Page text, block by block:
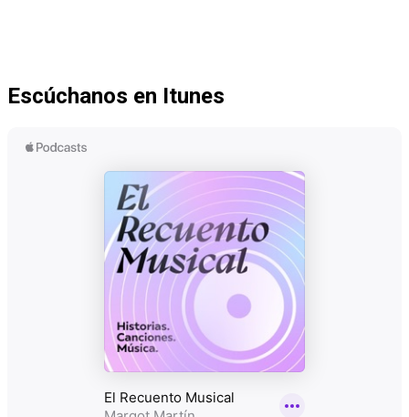
Escúchanos en Itunes